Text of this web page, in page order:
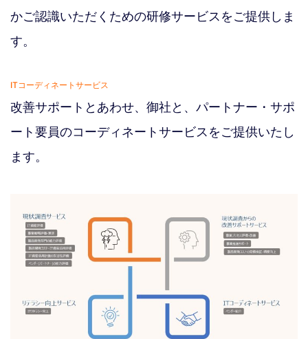
かご認識いただくための研修サービスをご提供しま
す。
ITコーディネートサービス
改善サポートとあわせ、御社と、パートナー・サポ
ート要員のコーディネートサービスをご提供いたし
ます。